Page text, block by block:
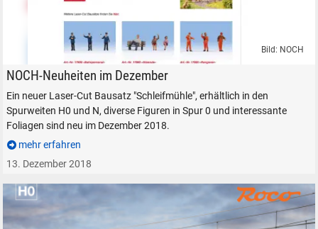
NOCH Neuheit Schleifmühle.
Bild: NOCH
NOCH-Neuheiten im Dezember
Ein neuer Laser-Cut Bausatz "Schleifmühle", erhältlich in den
Spurweiten H0 und N, diverse Figuren in Spur 0 und interessante
Foliagen sind neu im Dezember 2018.
mehr erfahren
13. Dezember 2018